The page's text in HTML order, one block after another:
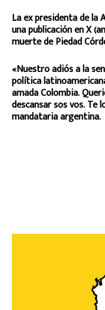
La ex presidenta de la
una publicación en X
muerte de Piedad
«Nuestro adiós a la
política
amada Colombia.
descansar sos vos. Te
mandataria argentina.